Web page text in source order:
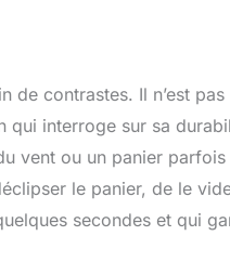
de contrastes. Il n’est pas
qui interroge sur sa
vent ou un panier parfois
le panier, de le
secondes et qui